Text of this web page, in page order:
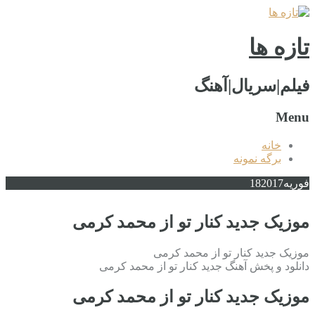
تازه ها
فیلم|سریال|آهنگ
Menu
خانه
برگه نمونه
فوریه 182017
موزیک جدید کنار تو از محمد کرمی
موزیک جدید کنار تو از محمد کرمی
دانلود و پخش آهنگ جدید کنار تو از محمد کرمی
موزیک جدید کنار تو از محمد کرمی